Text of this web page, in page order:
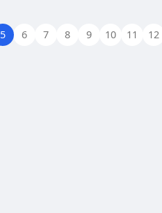
5 6 7 8 9 10 11 12